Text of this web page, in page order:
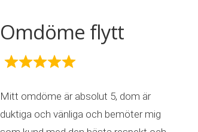
Omdöme flytt
Mitt omdöme är absolut 5, dom är
duktiga och vänliga och bemöter mig